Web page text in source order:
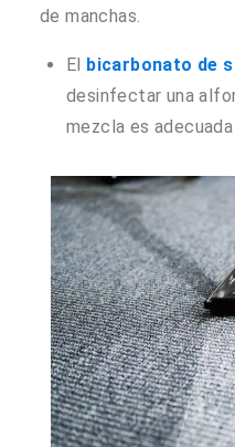
de manchas.
El bicarbonato de
desinfectar una
mezcla es